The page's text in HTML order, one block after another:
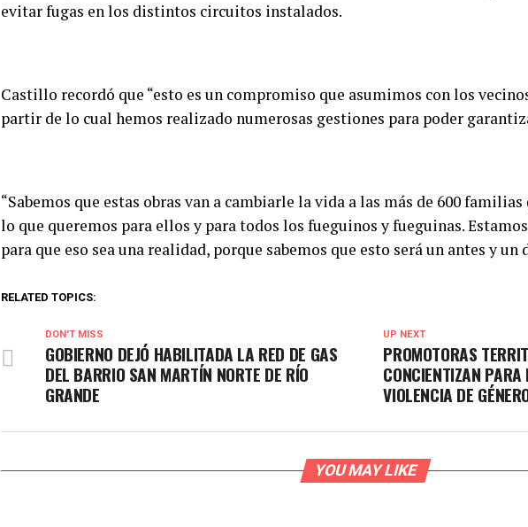
evitar fugas en los distintos circuitos instalados.
Castillo recordó que “esto es un compromiso que asumimos con los
partir de lo cual hemos realizado numerosas gestiones para poder
“Sabemos que estas obras van a cambiarle la vida a las más de 600
lo que queremos para ellos y para todos los fueguinos y fueguinas.
para que eso sea una realidad, porque sabemos que esto será un antes y
RELATED TOPICS:
UP NEXT
PROMOTORAS
CONCIENTIZAN
VIOLENCIA DE
DON'T MISS
GOBIERNO DEJÓ HABILITADA LA RED DE GAS
DEL BARRIO SAN MARTÍN NORTE DE RÍO
GRANDE
YOU MAY LIKE